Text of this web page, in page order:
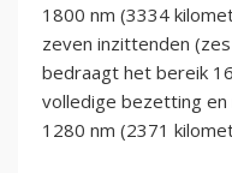
1800 nm (3334
zeven inzittenden
bedraagt het bereik
volledige bezetting
1280 nm (2371